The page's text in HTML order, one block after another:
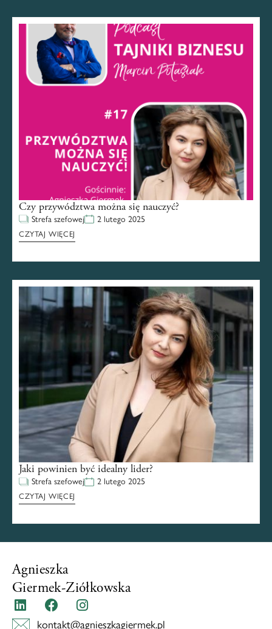
Czy przywództwa można się nauczyć?
Strefa szefowej 2 lutego 2025
CZYTAJ WIĘCEJ
Jaki powinien być idealny lider?
Strefa szefowej 2 lutego 2025
CZYTAJ WIĘCEJ
Agnieszka
Giermek-Ziółkowska
kontakt@agnieszkagiermek.pl